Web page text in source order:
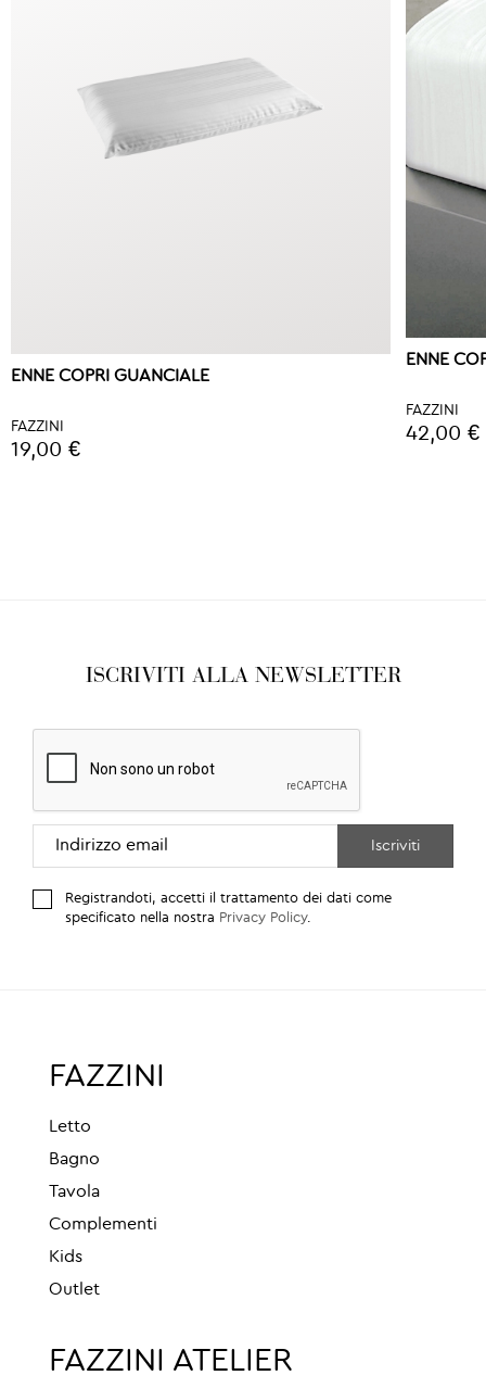
ENNE COPRI GUANCIALE
FAZZINI
19,00 €
ENNE
FAZZINI
42,00 €
ISCRIVITI ALLA NEWSLETTER
Registrandoti, accetti il trattamento dei dati come
specificato nella nostra Privacy Policy.
FAZZINI
Letto
Bagno
Tavola
Complementi
Kids
Outlet
FAZZINI ATELIER